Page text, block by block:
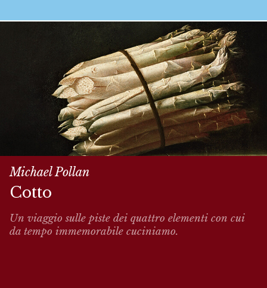
Michael Pollan
Cotto
Un viaggio sulle piste dei quattro elementi con cui
da tempo immemorabile cuciniamo.